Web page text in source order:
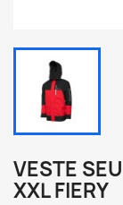
VESTE
XXL FIERY